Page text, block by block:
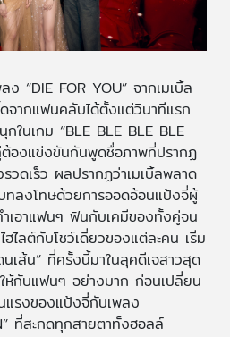
ง “DIE FOR YOU” จากเมเบิ้ล
จากแฟนคลับได้ตั้งแต่วินาทีแรก
ในเกม “BLE BLE BLE BLE
องแข่งขันกันพูดชื่อภาพที่ปรากฏ
วดเร็ว ผลปรากฏว่าเมเบิ้ลพลาด
ลงโทษด้วยการออดอ้อนแป้งจี่ผู้
เอาแฟนๆ ฟินกับเคมีของทั้งคู่จน
ไลต์กับโชว์เดี่ยวของแต่ละคน เริ่ม
เส้น” ที่ครั้งนี้มาในลุคดีเจสาวสุด
ห้กับแฟนๆ อย่างมาก ก่อนเปลี่ยน
แรงของแป้งจี่กับเพลง
ที่สะกดทุกสายตาทั้งฮอลล์